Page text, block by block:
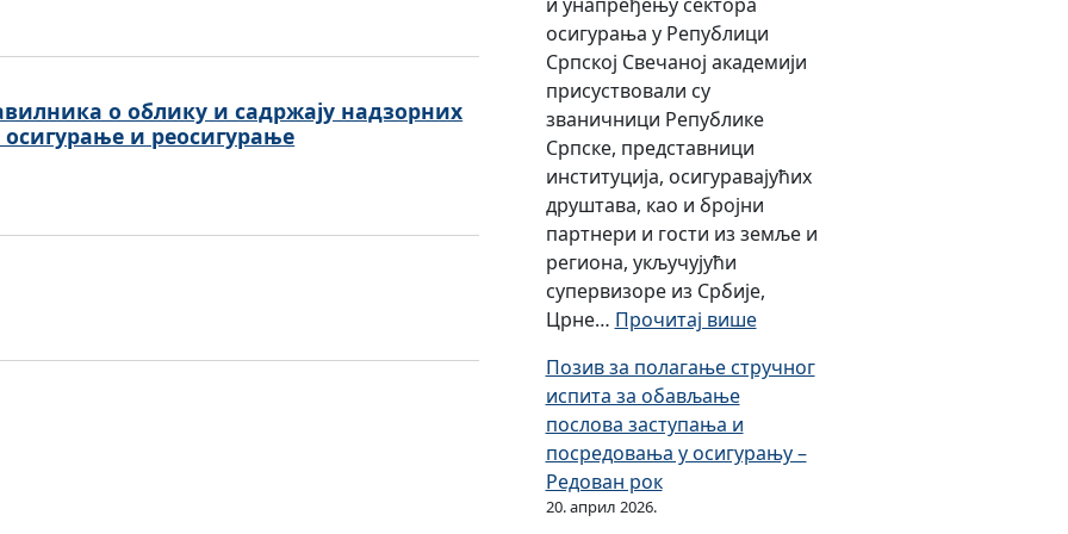
о облику и садржају надзорних
и реосигурање
осигурања у Републици
Српској Свечаној академији
присуствовали су
званичници Републике
Српске, представници
институција, осигуравајућих
друштава, као и бројни
партнери и гости из земље и
региона, укључујући
супервизоре из Србије,
Црне… Прочитај више:
б
е
Позив за полагање стручног
испита за обављање
послова заступања и
посредовања у осигурању –
Редован рок
20. април 2026.